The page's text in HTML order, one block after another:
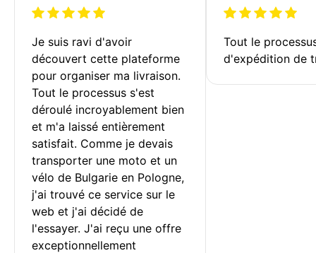
Je suis ravi d'avoir
découvert cette plateforme
pour organiser ma livraison.
Tout le processus s'est
déroulé incroyablement bien
et m'a laissé entièrement
satisfait. Comme je devais
transporter une moto et un
vélo de Bulgarie en Pologne,
j'ai trouvé ce service sur le
web et j'ai décidé de
l'essayer. J'ai reçu une offre
exceptionnellement
Tout le
d'expédition de